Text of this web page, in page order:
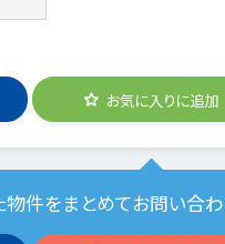
お気に入りに追加
物件をまとめてお問い合